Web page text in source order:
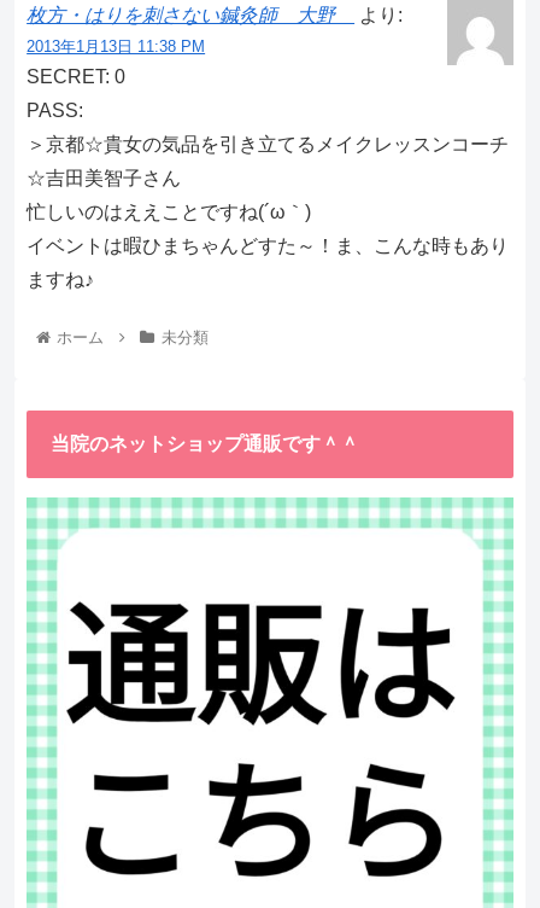
枚方・はりを刺さない鍼灸師 大野 より:
2013年1月13日 11:38 PM
SECRET: 0
PASS:
＞京都☆貴女の気品を引き立てるメイクレッスンコーチ
☆吉田美智子さん
忙しいのはええことですね(´ω｀)
イベントは暇ひまちゃんどすた～！ま、こんな時もあり
ますね♪
ホーム 未分類
当院のネットショップ通販です＾＾